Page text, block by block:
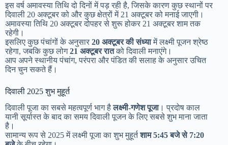
इस वर्ष अमावस्या तिथि दो दिनों में पड़ रही है, जिसके कारण कुछ स्थानों पर
दिवाली 20 अक्टूबर को और कुछ क्षेत्रों में 21 अक्टूबर को मनाई जाएगी।
अमावस्या तिथि 20 अक्टूबर दोपहर से शुरू होकर 21 अक्टूबर शाम तक
रहेगी।
इसलिए कुछ पंचांगों के अनुसार 20 अक्टूबर की संध्यामें लक्ष्मी पूजन श्रेष्ठ
रहेगा, जबकि कुछ लोग21 अक्टूबर रातको दिवाली मनाएंगे।
आप अपने स्थानीय पंचांग, परंपरा और पंडित की सलाह के अनुसार उचित
दिन चुन सकते हैं।
दिवाली 2025 शुभ मुहूर्त
दिवाली पूजा का सबसे महत्वपूर्ण भाग हैलक्ष्मी-गणेश पूजा। प्रदोष काल
यानी सूर्यास्त के बाद का समय दिवाली पूजन के लिए सबसे शुभ माना जाता
है।
सामान्य रूप से 2025 में लक्ष्मी पूजा का शुभ मुहूर्तशाम 5:45 बजे से 7:20